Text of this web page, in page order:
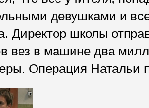
девушками и
Директор школы
вез в машине два
Операция Натальи